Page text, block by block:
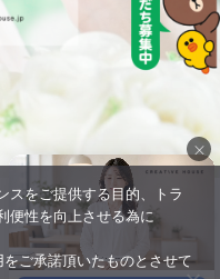
×
スをご提供する目的、トラ
便性を向上させる為に
ご承諾頂いたものとさせて